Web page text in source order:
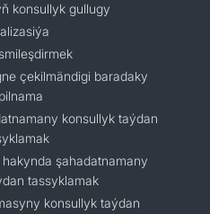
konsullyk gullugy
çekilmändigi baradaky
konsullyk taýdan
şahadatnamany
tassyklamak
konsullyk taýdan